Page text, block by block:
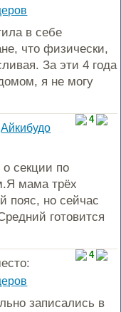
в себе
что физически,
За эти 4 года
я не могу
4
Айкибудо
секции по
мама трёх
пояс, но сейчас
готовится
4
записались в